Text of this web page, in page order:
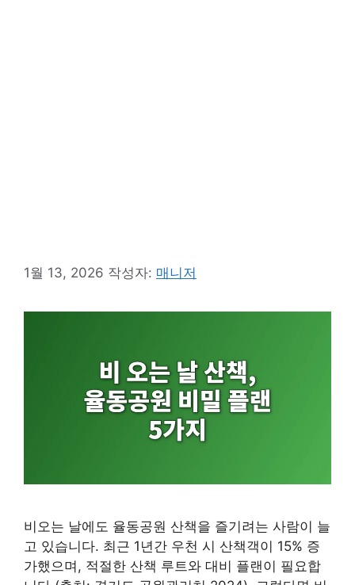
1월 13, 2026 작성자: 매니저
비오는 날에도 율동공원 산책을 즐기려는 사람이 늘
고 있습니다. 최근 1년간 우천 시 산책객이 15% 증
가했으며, 적절한 산책 루트와 대비 플랜이 필요합